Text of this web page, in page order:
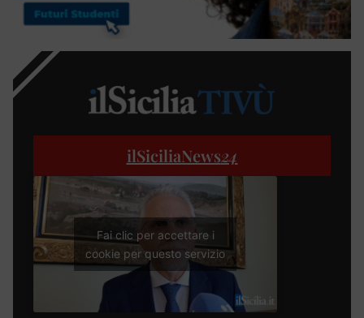
ilSiciliaNews24
Fai clic per accettare i
cookie per questo servizio